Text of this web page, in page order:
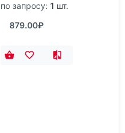
НАБОР ДЛЯ СЫРА LEFARD